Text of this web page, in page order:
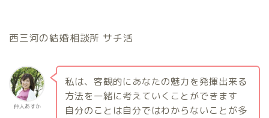
西三河の結婚相談所 サチ活
仲人あすか
私は、客観的にあなたの魅力を発揮出来る
方法を一緒に考えていくことができます
自分のことは自分ではわからないことが多